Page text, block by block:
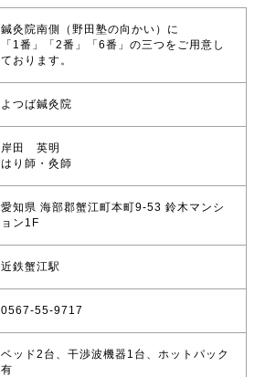
鍼灸院南側（野田塾の向かい）に
「1番」「2番」「6番」の三つをご用意し
ております。
よつば鍼灸院
岸田 英明
はり師・灸師
愛知県 海部郡蟹江町本町9-53 鈴木マンシ
ョン1F
近鉄蟹江駅
0567-55-9717
ベッド2台、干渉波機器1台、ホットパック
有